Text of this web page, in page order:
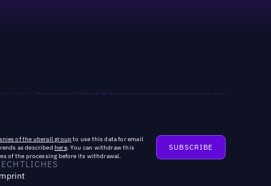
of the uberall groupto use this data for email
as described here. You can withdraw this
of the processing before its withdrawal.